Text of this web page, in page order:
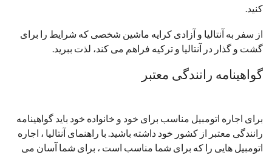
کنید.
از سفر به آنتالیا و آزادی کرایه ماشین شخصی که شرایط را برای
گشت و گذار در آنتالیا و ترکیه فراهم می کند، لذت ببرید.
گواهینامه رانندگی معتبر
برای اجاره اتومبیل مناسب برای خود و خانواده خود باید گواهینامه
رانندگی معتبر از کشور خود داشته باشید. با راهنمای آنتالیا ، اجاره
اتومبیل هایی را که برای شما مناسب است ، برای شما آسان می